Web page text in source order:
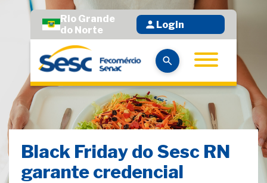
Rio Grande
do Norte
Login
Black Friday do Sesc RN
garante credencial